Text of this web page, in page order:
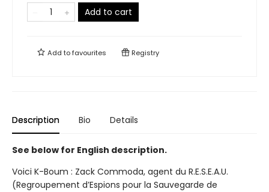
Add to cart
Add tofavourites Registry
Description Bio Details
See below for English description.
Voici K-Boum : Zack Commoda, agent du R.E.S.E.A.U.
(Regroupement d’Espions pour la Sauvegarde de